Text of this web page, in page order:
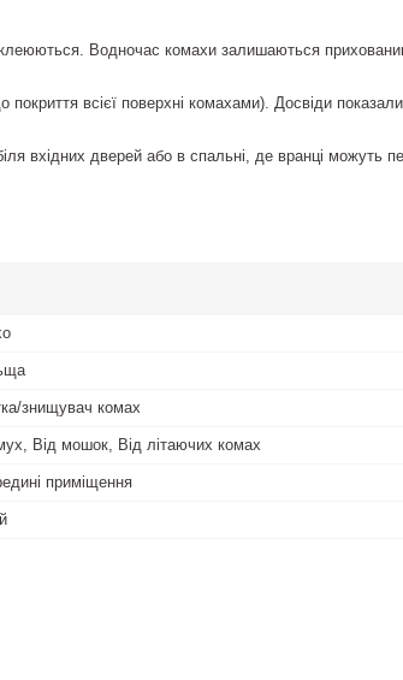
Водночас комахи залишаються
всієї поверхні комахами). Досвіди
вхідних дверей або в спальні, де вранці можуть
знищувач комах
Від мошок, Від літаючих комах
приміщення